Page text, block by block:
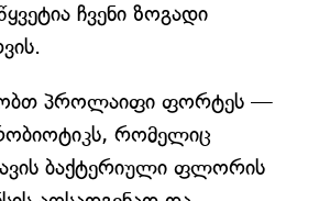
ჩვენი ზოგადი
პროლაიფი ფორტეს —
რომელიც
ბაქტერიული ფლორის